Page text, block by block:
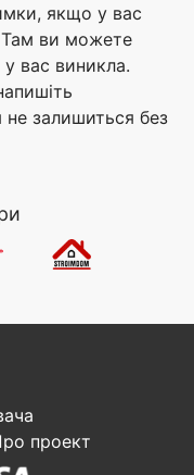
якщо у вас
Там ви можете
у вас виникла.
не залишиться без
проект